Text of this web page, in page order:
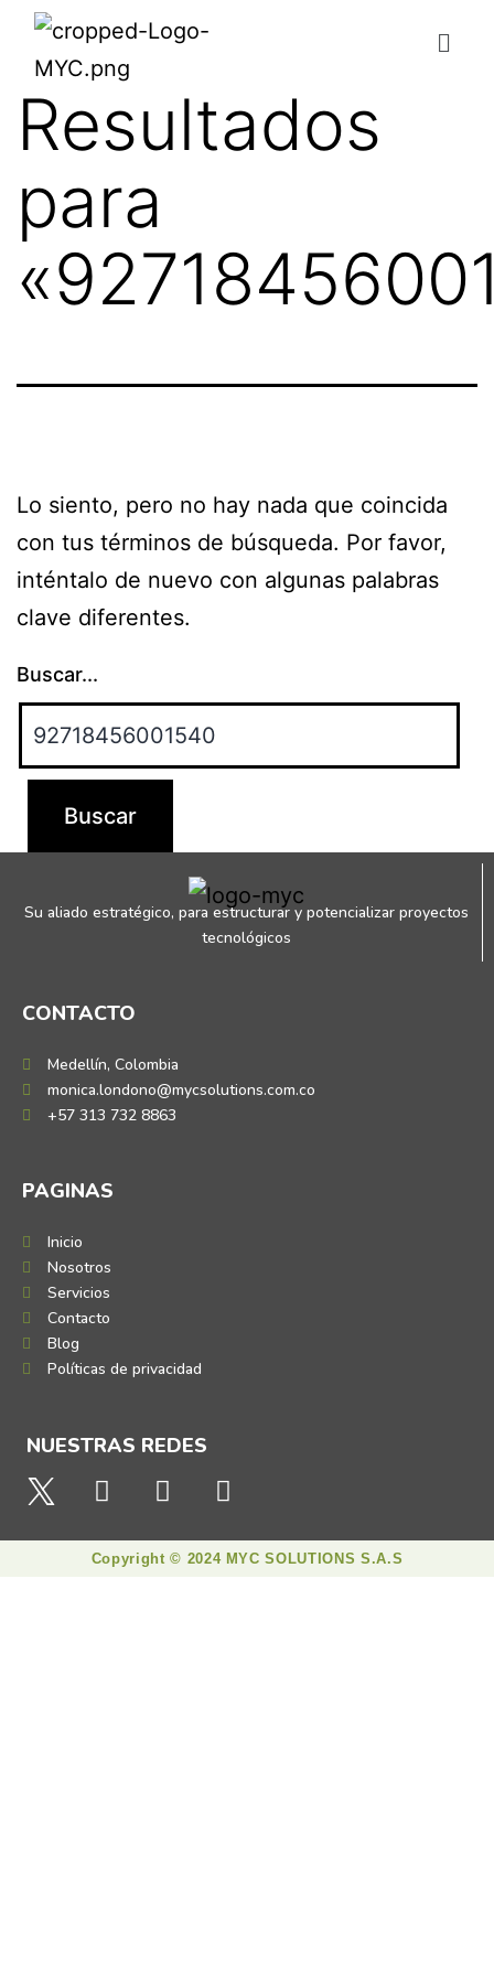
Resultados
para
«
Lo siento, pero no hay nada que coincida
con tus términos de búsqueda. Por favor,
inténtalo de nuevo con algunas palabras
clave diferentes.
Buscar...
Su aliado estratégico, para estructurar y potencializar proyectos
tecnológicos
CONTACTO
Medellín, Colombia
monica.londono@mycsolutions.com.co
+57 313 732 8863
PAGINAS
Inicio
Nosotros
Servicios
Contacto
Blog
Políticas de privacidad
NUESTRAS REDES
Copyright © 2024 MYC SOLUTIONS S.A.S